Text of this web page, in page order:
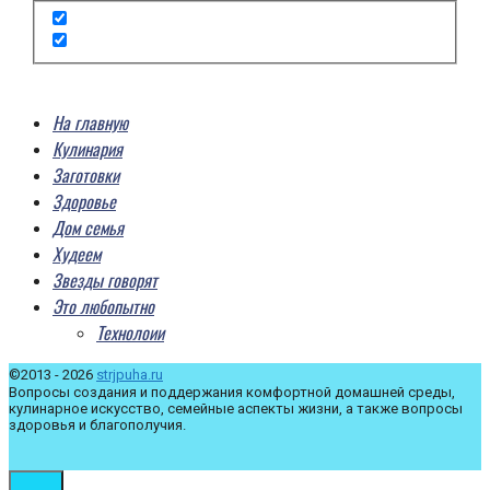
На главную
Кулинария
Заготовки
Здоровье
Дом семья
Худеем
Звезды говорят
Это любопытно
Технолоии
©2013 - 2026 strjpuha.ru
Вопросы создания и поддержания комфортной домашней среды,
кулинарное искусство, семейные аспекты жизни, а также вопросы
здоровья и благополучия.